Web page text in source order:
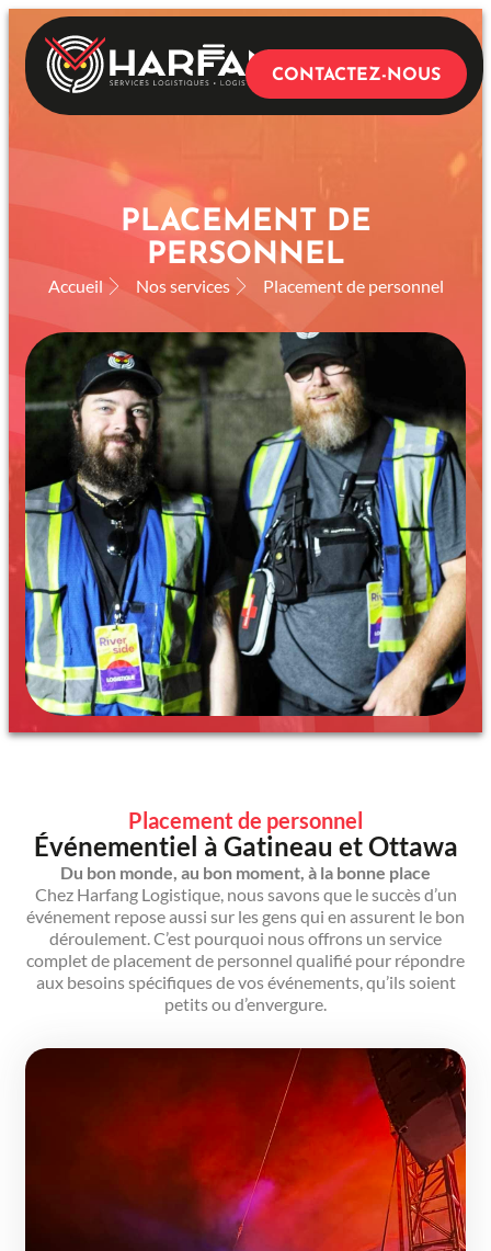
CONTACTEZ-NOUS
PLACEMENT DE
PERSONNEL
Accueil Nos services Placement de personnel
Placement de personnel
Événementiel à Gatineau et Ottawa
Du bon monde, au bon moment, à la bonne place
Chez Harfang Logistique, nous savons que le succès d’un
événement repose aussi sur les gens qui en assurent le bon
déroulement. C’est pourquoi nous offrons un service
complet de placement de personnel qualifié pour répondre
aux besoins spécifiques de vos événements, qu’ils soient
petits ou d’envergure.